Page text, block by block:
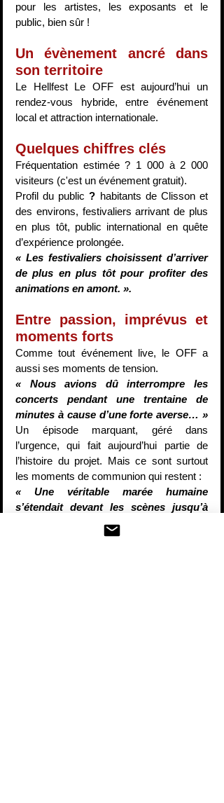
pour les artistes, les exposants et le
public, bien sûr !
Un évènement ancré dans
son territoire
Le Hellfest Le OFF est aujourd’hui un
rendez-vous hybride, entre événement
local et attraction internationale.
Quelques chiffres clés
Fréquentation estimée ? 1 000 à 2 000
visiteurs (c'est un événement gratuit).
Profil du public ? habitants de Clisson et
des environs, festivaliers arrivant de plus
en plus tôt, public international en quête
d’expérience prolongée.
« Les festivaliers choisissent d’arriver
de plus en plus tôt pour profiter des
animations en amont. ».
Entre passion, imprévus et
moments forts
Comme tout événement live, le OFF a
aussi ses moments de tension.
« Nous avions dû interrompre les
concerts pendant une trentaine de
minutes à cause d’une forte averse… »
Un épisode marquant, géré dans
l’urgence, qui fait aujourd’hui partie de
l’histoire du projet. Mais ce sont surtout
les moments de communion qui restent :
« Une véritable marée humaine
s’étendait devant les scènes jusqu’à
l’entrée du Leclerc. ».
images fortes, notamment sur les